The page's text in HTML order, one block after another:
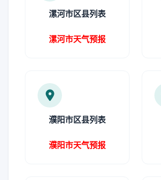
漯河市区县列表
漯河市天气预报
濮阳市区县列表
濮阳市天气预报